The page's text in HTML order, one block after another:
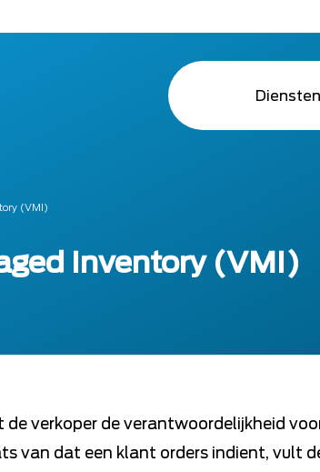
Diensten
(VMI)
Inventory (VMI)
de verkoper de verantwoordelijkheid
van dat een klant orders indient, vult